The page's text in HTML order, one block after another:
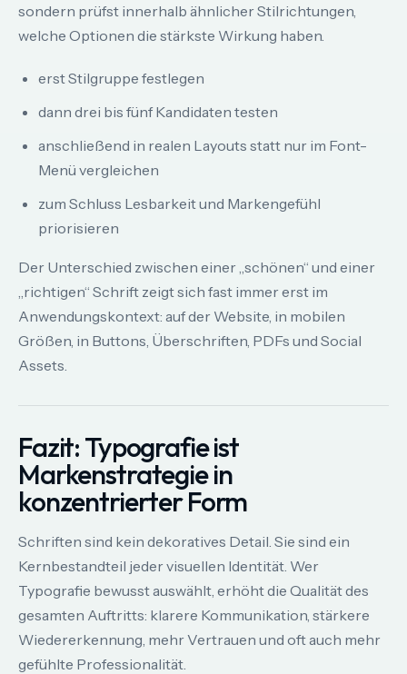
sondern prüfst innerhalb ähnlicher Stilrichtungen,
welche Optionen die stärkste Wirkung haben.
erst Stilgruppe festlegen
dann drei bis fünf Kandidaten testen
anschließend in realen Layouts statt nur im Font-
Menü vergleichen
zum Schluss Lesbarkeit und Markengefühl
priorisieren
Der Unterschied zwischen einer „schönen“ und einer
„richtigen“ Schrift zeigt sich fast immer erst im
Anwendungskontext: auf der Website, in mobilen
Größen, in Buttons, Überschriften, PDFs und Social
Assets.
Fazit: Typografie ist
Markenstrategie in
konzentrierter Form
Schriften sind kein dekoratives Detail. Sie sind ein
Kernbestandteil jeder visuellen Identität. Wer
Typografie bewusst auswählt, erhöht die Qualität des
gesamten Auftritts: klarere Kommunikation, stärkere
Wiedererkennung, mehr Vertrauen und oft auch mehr
gefühlte Professionalität.